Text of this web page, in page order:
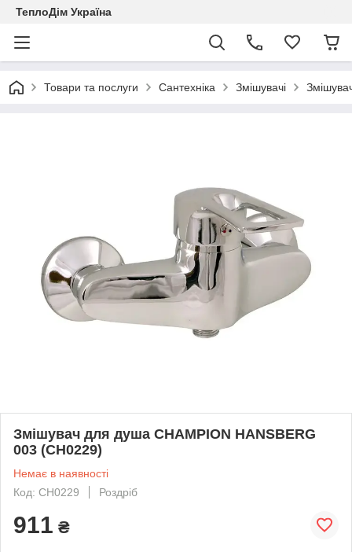
ТеплоДім Україна
Товари та послуги Сантехніка Змішувачі
Змішувач для душа CHAMPION HANSBERG
003 (CH0229)
Немає в наявності
Код: CH0229
Роздріб
911 ₴